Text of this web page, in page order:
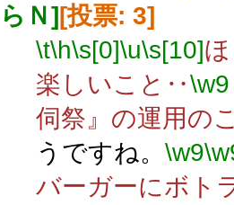
らＮ][投票: 3]
\t\h\s[0]\u\s[10]
楽しいこと‥\w9
伺祭』の運用の
うですね。 \w9
バーガーにボト